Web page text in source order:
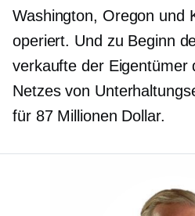
Washington, Oregon und
operiert. Und zu Beginn
verkaufte der Eigentümer
Netzes von
für 87 Millionen Dollar.